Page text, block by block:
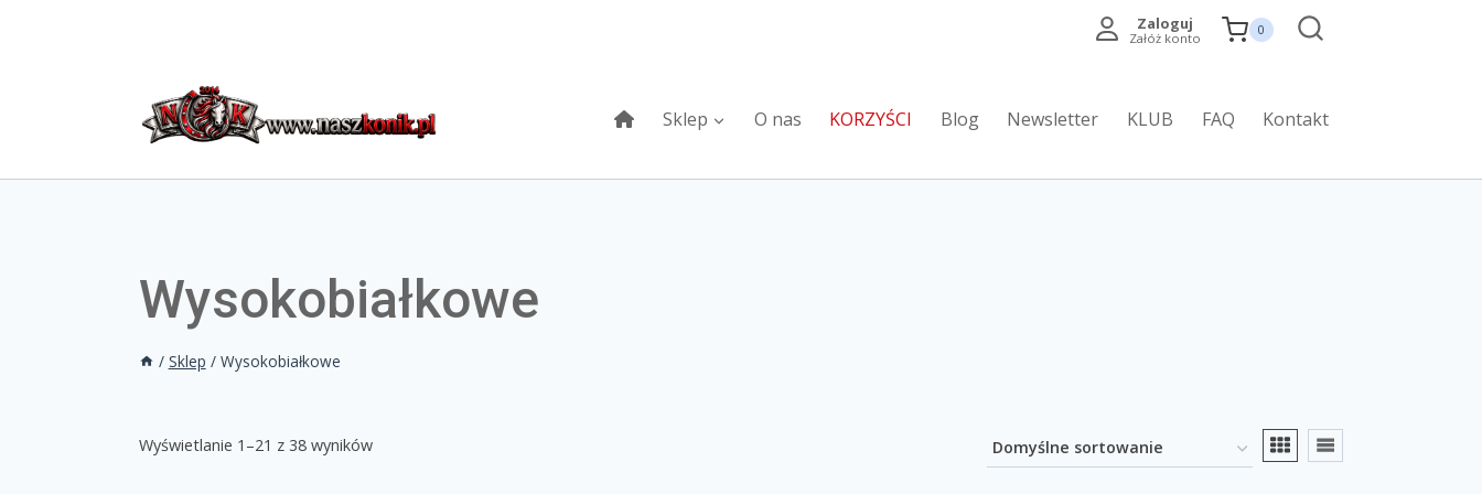
Zaloguj
Załóż konto 0
Sklep O nas KORZYŚCI Blog Newsletter KLUB FAQ Kontakt
Wysokobiałkowe
/ Sklep / Wysokobiałkowe
Promocja(0)
Wyświetlanie 1–21 z 38 wyników